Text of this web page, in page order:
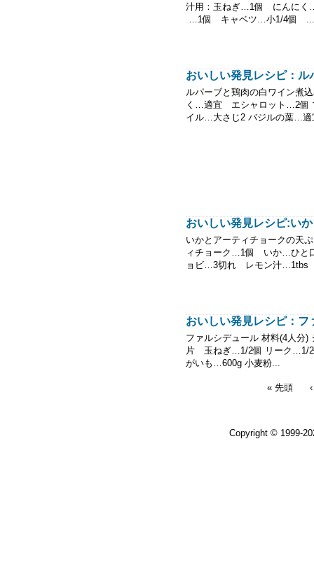
汁用：玉ねぎ…1個 にんに
…1個 キャベツ…小1/4個 ...
おいしい発見レシピ：
ルパーブと鶏肉の白ワイン
く…適宜 エシャロット…2個
イル…大さじ2 バジルの葉…
おいしい発見レシピ:い
いかとアーティチョークの天
ィチョーク…1個 いか…ひと
ョビ…3切れ レモン汁
おいしい発見レシピ：フ
ファルシデュール 材料(4人
片 玉ねぎ…1/2個 リーク
がいも…600g 小麦粉...
« 先頭
Copyright © 1999-